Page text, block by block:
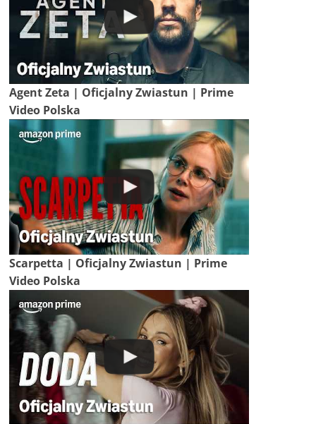
Agent Zeta | Oficjalny Zwiastun | Prime
Video Polska
Scarpetta | Oficjalny Zwiastun | Prime
Video Polska